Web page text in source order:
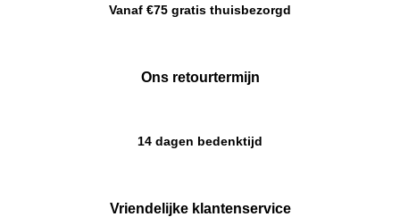
Vanaf €75 gratis thuisbezorgd
Ons retourtermijn
14 dagen bedenktijd
Vriendelijke klantenservice